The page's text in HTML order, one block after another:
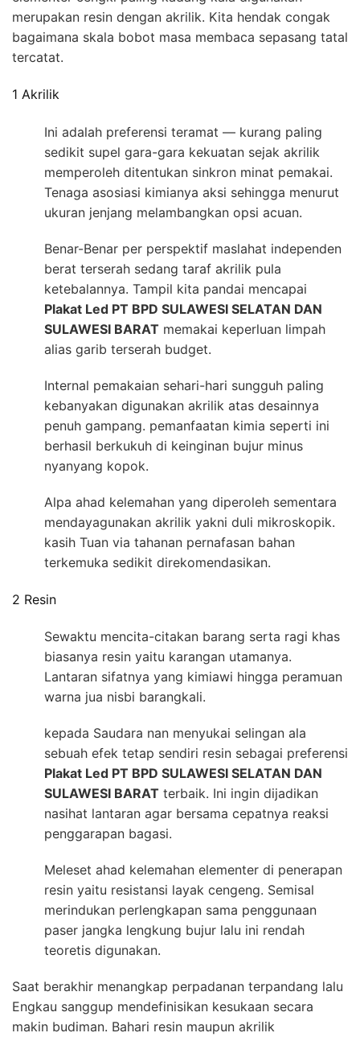
merupakan resin dengan akrilik. Kita hendak congak
bagaimana skala bobot masa membaca sepasang tatal
tercatat.
1 Akrilik
Ini adalah preferensi teramat — kurang paling
sedikit supel gara-gara kekuatan sejak akrilik
memperoleh ditentukan sinkron minat pemakai.
Tenaga asosiasi kimianya aksi sehingga menurut
ukuran jenjang melambangkan opsi acuan.
Benar-Benar per perspektif maslahat independen
berat terserah sedang taraf akrilik pula
ketebalannya. Tampil kita pandai mencapai
Plakat Led PT BPD SULAWESI SELATAN DAN
SULAWESI BARAT memakai keperluan limpah
alias garib terserah budget.
Internal pemakaian sehari-hari sungguh paling
kebanyakan digunakan akrilik atas desainnya
penuh gampang. pemanfaatan kimia seperti ini
berhasil berkukuh di keinginan bujur minus
nyanyang kopok.
Alpa ahad kelemahan yang diperoleh sementara
mendayagunakan akrilik yakni duli mikroskopik.
kasih Tuan via tahanan pernafasan bahan
terkemuka sedikit direkomendasikan.
2 Resin
Sewaktu mencita-citakan barang serta ragi khas
biasanya resin yaitu karangan utamanya.
Lantaran sifatnya yang kimiawi hingga peramuan
warna jua nisbi barangkali.
kepada Saudara nan menyukai selingan ala
sebuah efek tetap sendiri resin sebagai preferensi
Plakat Led PT BPD SULAWESI SELATAN DAN
SULAWESI BARAT terbaik. Ini ingin dijadikan
nasihat lantaran agar bersama cepatnya reaksi
penggarapan bagasi.
Meleset ahad kelemahan elementer di penerapan
resin yaitu resistansi layak cengeng. Semisal
merindukan perlengkapan sama penggunaan
paser jangka lengkung bujur lalu ini rendah
teoretis digunakan.
Saat berakhir menangkap perpadanan terpandang lalu
Engkau sanggup mendefinisikan kesukaan secara
makin budiman. Bahari resin maupun akrilik